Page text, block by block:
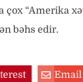
“Amerika
bəhs edir.
Email